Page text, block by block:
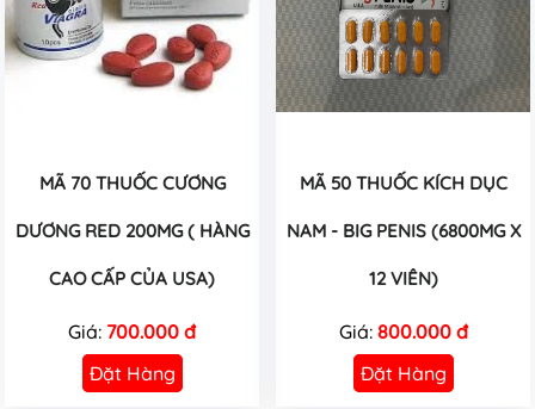
MÃ 70 THUỐC CƯƠNG
DƯƠNG RED 200MG ( HÀNG
CAO CẤP CỦA USA)
Giá: 700.000 đ
Đặt Hàng
MÃ 50 THUỐC KÍCH DỤC
NAM - BIG PENIS (6800MG X
12 VIÊN)
Giá: 800.000 đ
Đặt Hàng